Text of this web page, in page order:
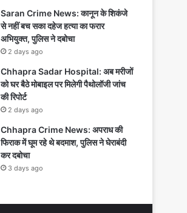
Saran Crime News: कानून के शिकंजे
से नहीं बच सका दहेज हत्या का फरार
अभियुक्त, पुलिस ने दबोचा
2 days ago
Chhapra Sadar Hospital: अब मरीजों
को घर बैठे मोबाइल पर मिलेगी पैथोलॉजी जांच
की रिपोर्ट
2 days ago
Chhapra Crime News: अपराध की
फिराक में घूम रहे थे बदमाश, पुलिस ने घेराबंदी
कर दबोचा
3 days ago